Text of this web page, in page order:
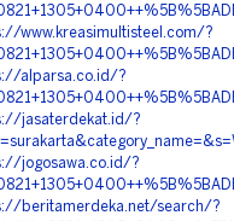
www.kreasimultisteel.com/?
alparsa.co.id/?
jasaterdekat.id/?
jogosawa.co.id/?
beritamerdeka.net/search/?